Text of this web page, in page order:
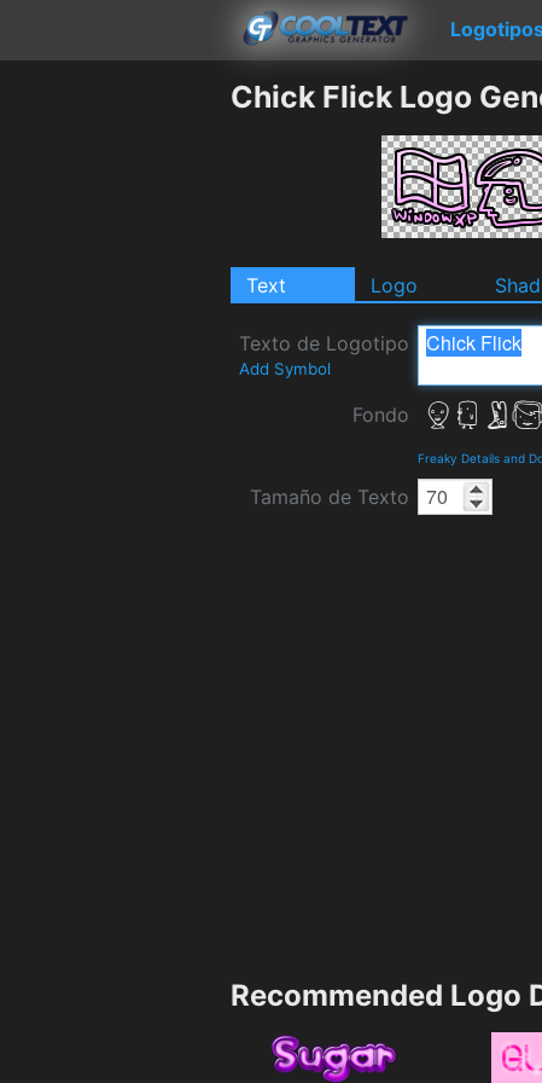
Chick Flick Logo
Text Logo
Texto de Logotipo
Add Symbol
Fondo
Freaky Details and
Tamaño de Texto
Recommended Logo